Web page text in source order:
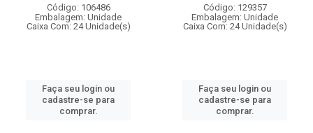
Código: 106486
Embalagem: Unidade
Caixa Com: 24 Unidade(s)
Faça seu login ou
cadastre-se para
comprar.
Código: 129357
Embalagem: Unidade
Caixa Com: 24 Unidade(s)
Faça seu login ou
cadastre-se para
comprar.